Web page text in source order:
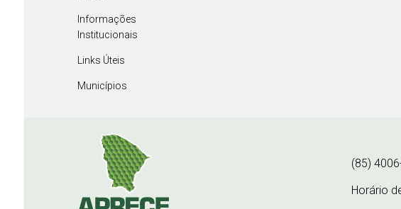
Informações
Institucionais
Links Úteis
Municípios
(85)
Horário